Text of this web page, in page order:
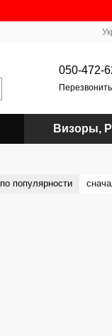
050-472-
Визоры,
по популярности